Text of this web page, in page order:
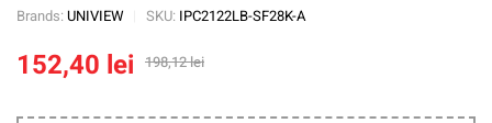
Brands: UNIVIEW SKU: IPC2122LB-SF28K-A
198,12lei
152,40 lei